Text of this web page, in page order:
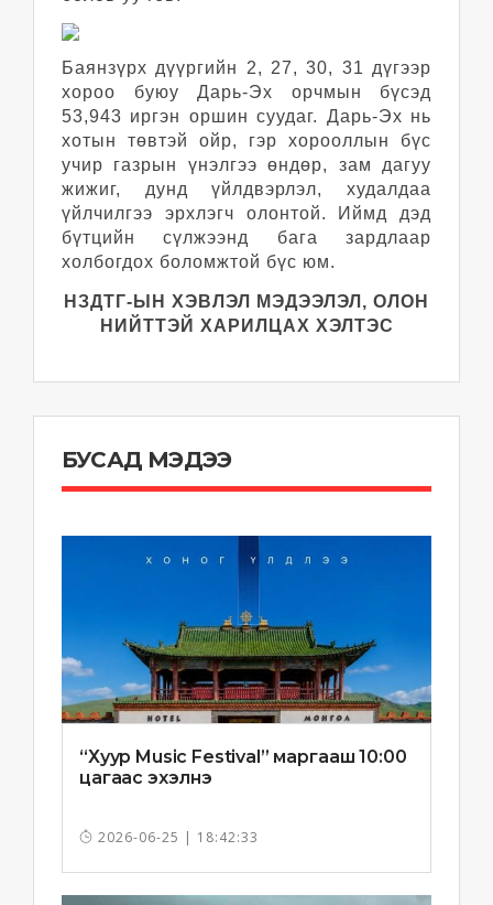
Баянзүрх дүүргийн 2, 27, 30, 31 дүгээр
хороо буюу Дарь-Эх орчмын бүсэд
53,943 иргэн оршин суудаг. Дарь-Эх нь
хотын төвтэй ойр, гэр хорооллын бүс
учир газрын үнэлгээ өндөр, зам дагуу
жижиг, дунд үйлдвэрлэл, худалдаа
үйлчилгээ эрхлэгч олонтой. Иймд дэд
бүтцийн сүлжээнд бага зардлаар
холбогдох боломжтой бүс юм.
НЗДТГ-ЫН ХЭВЛЭЛ МЭДЭЭЛЭЛ, ОЛОН
НИЙТТЭЙ ХАРИЛЦАХ ХЭЛТЭС
БУСАД МЭДЭЭ
“Хуур Music Festival” маргааш 10:00
цагаас эхэлнэ
2026-06-25 | 18:42:33